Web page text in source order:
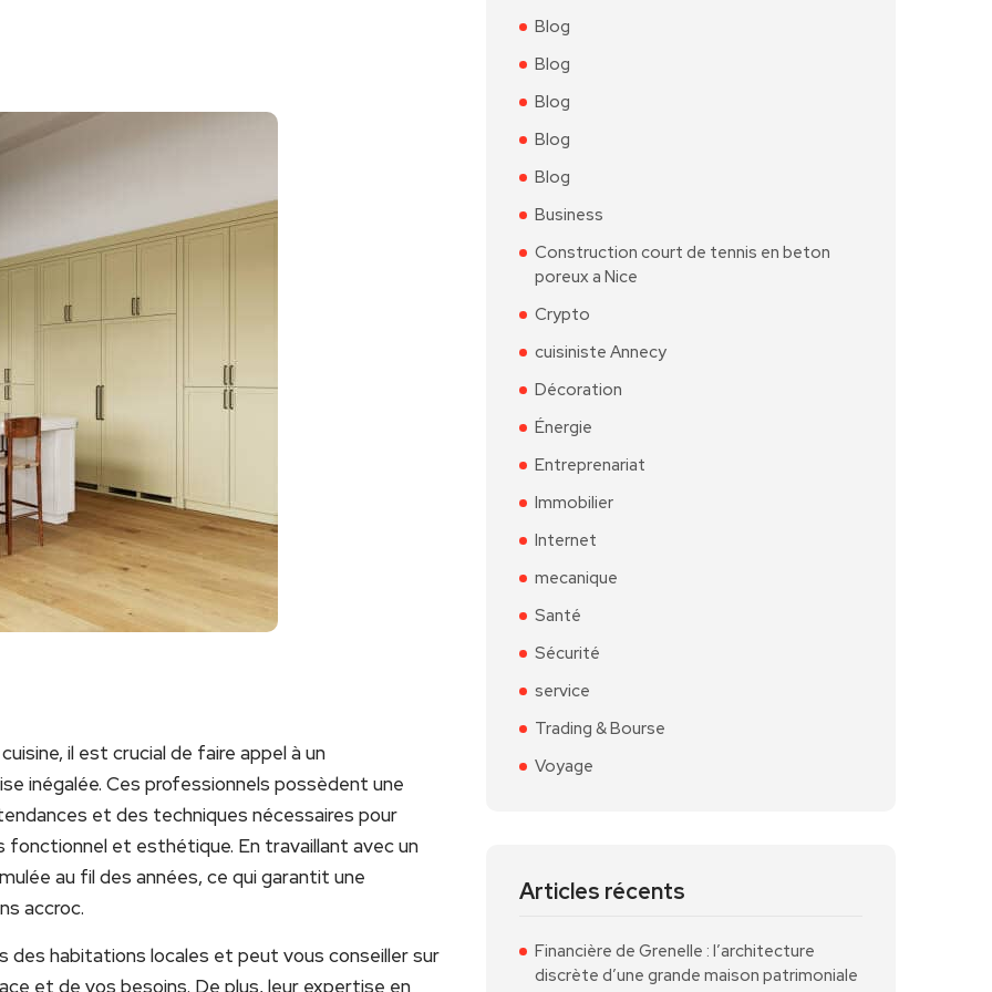
il est crucial de faire appel à un
inégalée. Ces professionnels possèdent une
et des techniques nécessaires pour
et esthétique. En travaillant avec un
au fil des années, ce qui garantit une
accroc.
habitations locales et peut vous conseiller sur
et de vos besoins. De plus, leur expertise en
Blog
Blog
Blog
Blog
Blog
Business
Construction court de tennis en beton
poreux a Nice
Crypto
cuisiniste Annecy
Décoration
Énergie
Entreprenariat
Immobilier
Internet
mecanique
Santé
Sécurité
service
Trading & Bourse
Voyage
Articles récents
Financière de Grenelle : l’architecture
discrète d’une grande maison patrimoniale